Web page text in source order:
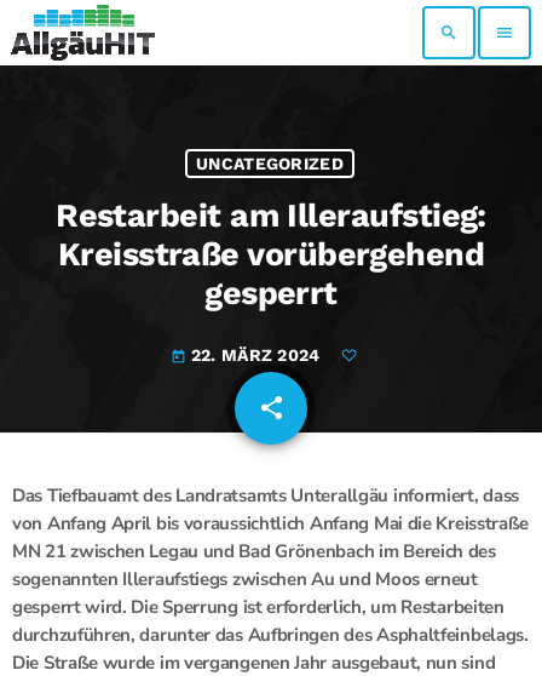
search menu
UNCATEGORIZED
Restarbeit am Illeraufstieg:
Kreisstraße vorübergehend
gesperrt
today 22. MÄRZ 2024
share
email
Das Tiefbauamt des Landratsamts Unterallgäu informiert, dass
von Anfang April bis voraussichtlich Anfang Mai die Kreisstraße
MN 21 zwischen Legau und Bad Grönenbach im Bereich des
sogenannten Illeraufstiegs zwischen Au und Moos erneut
gesperrt wird. Die Sperrung ist erforderlich, um Restarbeiten
durchzuführen, darunter das Aufbringen des Asphaltfeinbelags.
Die Straße wurde im vergangenen Jahr ausgebaut, nun sind